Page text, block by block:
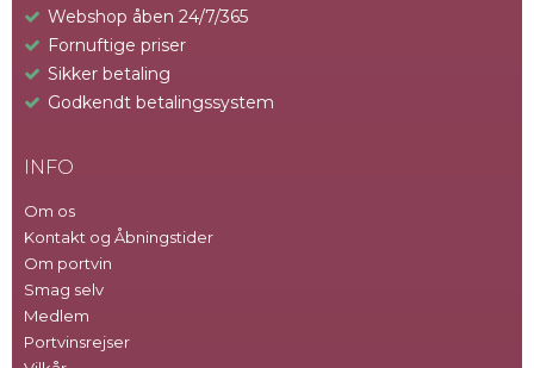
Webshop åben 24/7/365
Fornuftige priser
Sikker betaling
Godkendt betalingssystem
INFO
Om os
Kontakt og Åbningstider
Om portvin
Smag selv
Medlem
Portvinsrejser